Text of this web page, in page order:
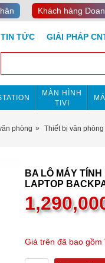
Khách hàng
TIN TỨC GIẢI PHÁP
MÀN HÌNH
TIVI
phòng Thiết bị văn
BA LÔ MÁY
LAPTOP
Giá trên đã bao gồm